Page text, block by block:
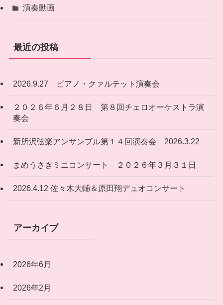
演奏動画
最近の投稿
2026.9.27 ピアノ・クァルテット演奏会
２０２６年６月２８日 第８回チェロオーケストラ演
奏会
新所沢弦楽アンサンブル第１４回演奏会 2026.3.22
まめうさぎミニコンサート ２０２６年３月３１日
2026.4.12 佐々木大輔＆原田翔デュオコンサート
アーカイブ
2026年6月
2026年2月